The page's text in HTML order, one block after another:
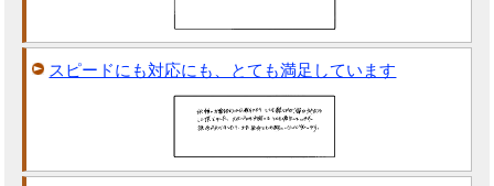
スピードにも対応にも、とても満足しています